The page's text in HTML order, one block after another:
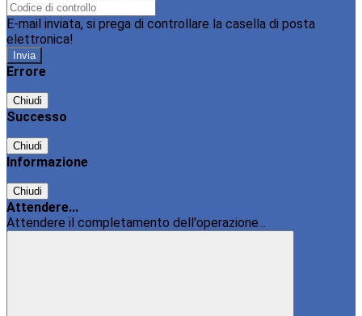
E-mail inviata, si prega di controllare la casella di posta
elettronica!
Errore
Chiudi
Successo
Chiudi
Informazione
Chiudi
Attendere...
Attendere il completamento dell'operazione...